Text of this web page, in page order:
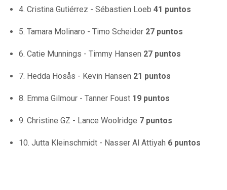
4. Cristina Gutiérrez - Sébastien Loeb 41 puntos
5. Tamara Molinaro - Timo Scheider 27 puntos
6. Catie Munnings - Timmy Hansen 27 puntos
7. Hedda Hosås - Kevin Hansen 21 puntos
8. Emma Gilmour - Tanner Foust 19 puntos
9. Christine GZ - Lance Woolridge 7 puntos
10. Jutta Kleinschmidt - Nasser Al Attiyah 6 puntos